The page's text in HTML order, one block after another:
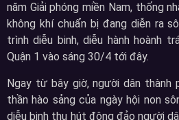
năm Giải phóng miền Nam, thống
không khí chuẩn bị đang diễn ra
trình diễu binh, diễu hành hoành
Quận 1 vào sáng 30/4 tới đây.
Ngay từ bây giờ, người dân thành
thần hào sảng của ngày hội non
diễu binh thu hút đông đảo người